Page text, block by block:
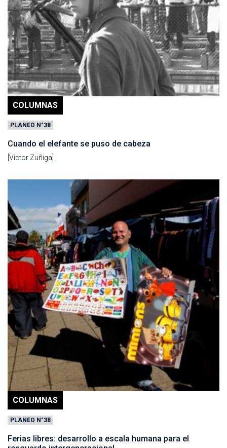
COLUMNAS
PLANEO N°38
Cuando el elefante se puso de cabeza
[Victor Zuñiga]
COLUMNAS
PLANEO N°38
Ferias libres: desarrollo a escala humana para el